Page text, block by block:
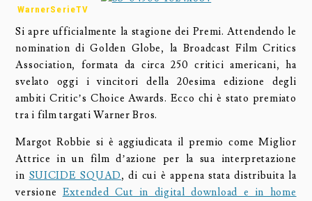
WarnerSerieTV
Si apre ufficialmente la stagione dei Premi. Attendendo le
nomination di Golden Globe, la Broadcast Film Critics
Association, formata da circa 250 critici americani, ha
svelato oggi i vincitori della 20esima edizione degli
ambiti Critic’s Choice Awards. Ecco chi è stato premiato
tra i film targati Warner Bros.
Margot Robbie si è aggiudicata il premio come Miglior
Attrice in un film d’azione per la sua interpretazione
in SUICIDE SQUAD, di cui è appena stata distribuita la
versione Extended Cut in digital download e in home